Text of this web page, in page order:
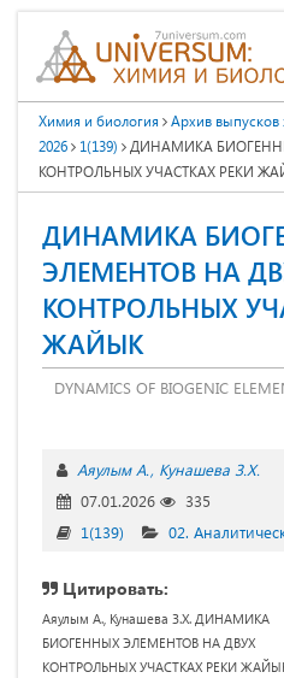
Химия и биология
Архив
2026
1(139)
ДИНАМИКА
КОНТРОЛЬНЫХ УЧАСТКАХ РЕКИ
ДИНАМИКА
ЭЛЕМЕНТОВ НА
КОНТРОЛЬНЫХ
ЖАЙЫК
DYNAMICS OF BIOGENIC
Аяулым А. Кунашева З.Х.
07.01.2026
335
1(139)
02.
Цитировать:
Аяулым А., Кунашева З.Х. ДИНАМИКА
БИОГЕННЫХ ЭЛЕМЕНТОВ НА ДВУХ
КОНТРОЛЬНЫХ УЧАСТКАХ РЕКИ